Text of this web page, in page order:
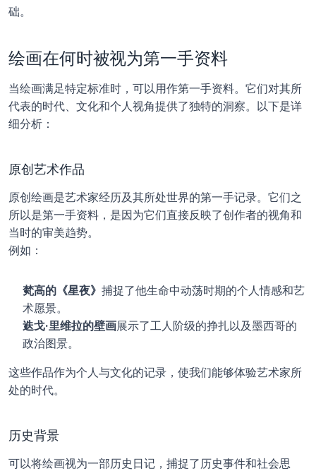
础。
绘画在何时被视为第一手资料
当绘画满足特定标准时，可以用作第一手资料。它们对其所
代表的时代、文化和个人视角提供了独特的洞察。以下是详
细分析：
原创艺术作品
原创绘画是艺术家经历及其所处世界的第一手记录。它们之
所以是第一手资料，是因为它们直接反映了创作者的视角和
当时的审美趋势。
例如：
梵高的《星夜》 捕捉了他生命中动荡时期的个人情感和艺
术愿景。
迭戈·里维拉的壁画展示了工人阶级的挣扎以及墨西哥的
政治图景。
这些作品作为个人与文化的记录，使我们能够体验艺术家所
处的时代。
历史背景
可以将绘画视为一部历史日记，捕捉了历史事件和社会思